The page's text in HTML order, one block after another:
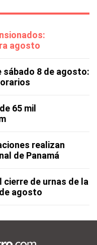
agosto
8 de agosto:
65 mil
realizan
de Panamá
cierre de urnas de la
agosto